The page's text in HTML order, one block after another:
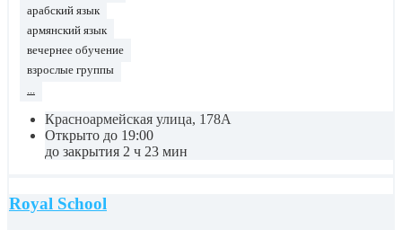
арабский язык
армянский язык
вечернее обучение
взрослые группы
Красноармейская улица, 178А
Открыто до 19:00
до закрытия 2 ч 23 мин
Royal School